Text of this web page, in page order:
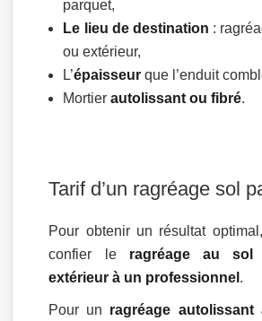
parquet,
Le lieu de destination :
ou extérieur,
L’épaisseur que l’enduit
Mortierautolissant ou fibré.
Tarif d’un ragréage sol
Pour obtenir un résultat
confier le ragréage au sol
extérieur à un professionnel .
Pour un ragréage